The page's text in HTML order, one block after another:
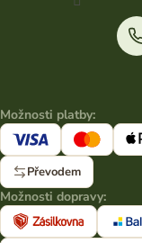
Možnosti platby:
Převodem
Možnosti dopravy: